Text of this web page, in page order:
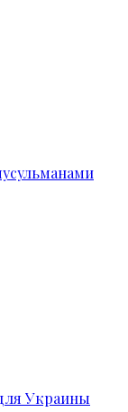
Украины